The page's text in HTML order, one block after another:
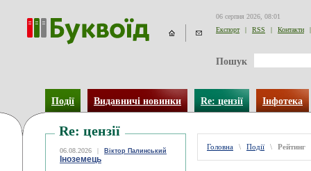
06 серпня 2026, 08:01
Експорт
| RSS | Контакти |
Пошук
Події Видавничі новинки Re: цензії Інфотека
Re: цензії
06.08.2026 | Віктор Палинський
Іноземець
Головна \ Події \ Рейтинг